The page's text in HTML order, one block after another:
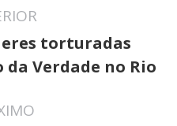
torturadas
da Verdade no Rio